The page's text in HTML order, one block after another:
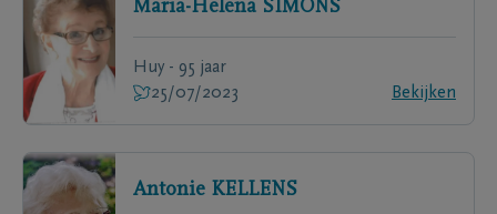
Maria-Helena SIMONS
Huy - 95 jaar
25/07/2023
Bekijken
Antonie KELLENS